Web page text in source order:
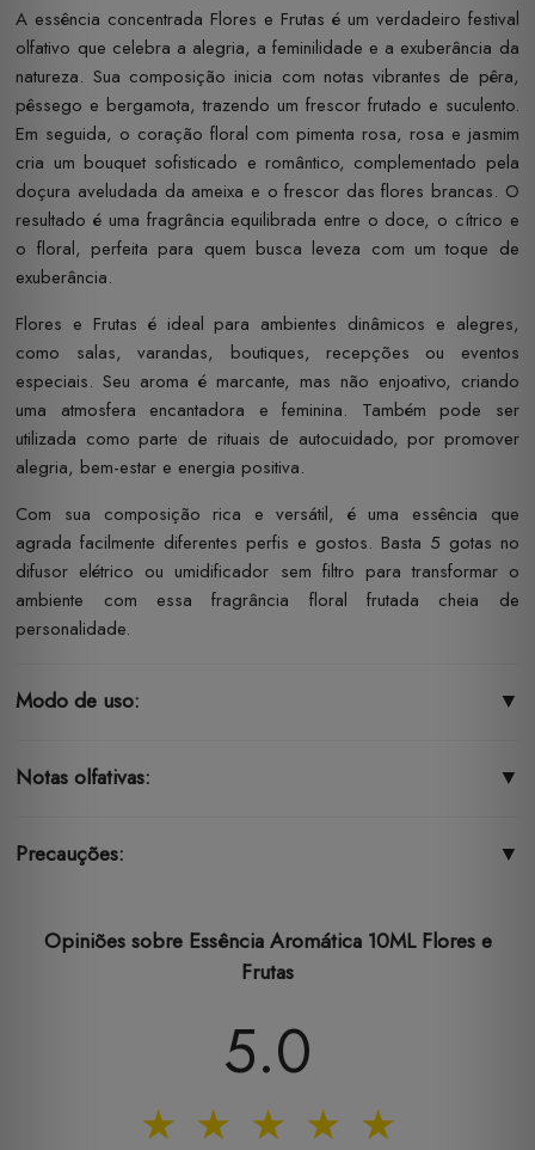
A essência concentrada Flores e Frutas é um verdadeiro festival
olfativo que celebra a alegria, a feminilidade e a exuberância da
natureza. Sua composição inicia com notas vibrantes de pêra,
pêssego e bergamota, trazendo um frescor frutado e suculento.
Em seguida, o coração floral com pimenta rosa, rosa e jasmim
cria um bouquet sofisticado e romântico, complementado pela
doçura aveludada da ameixa e o frescor das flores brancas. O
resultado é uma fragrância equilibrada entre o doce, o cítrico e
o floral, perfeita para quem busca leveza com um toque de
exuberância.
Flores e Frutas é ideal para ambientes dinâmicos e alegres,
como salas, varandas, boutiques, recepções ou eventos
especiais. Seu aroma é marcante, mas não enjoativo, criando
uma atmosfera encantadora e feminina. Também pode ser
utilizada como parte de rituais de autocuidado, por promover
alegria, bem-estar e energia positiva.
Com sua composição rica e versátil, é uma essência que
agrada facilmente diferentes perfis e gostos. Basta 5 gotas no
difusor elétrico ou umidificador sem filtro para transformar o
ambiente com essa fragrância floral frutada cheia de
personalidade.
Modo de uso: ▼
Notas olfativas: ▼
Precauções: ▼
Opiniões sobre Essência Aromática 10ML Flores e
Frutas
5.0
★
★
★
★
★